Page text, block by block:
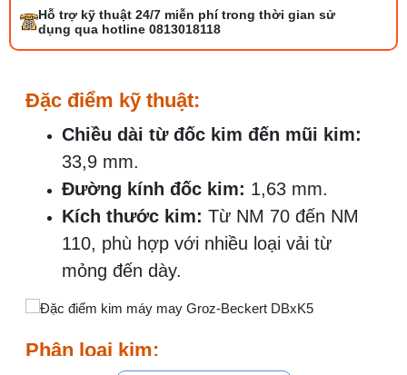
Hỗ trợ kỹ thuật 24/7 miễn phí trong thời gian sử
dụng qua hotline 0813018118
Đặc điểm kỹ thuật:
Chiều dài từ đốc kim đến mũi kim:
33,9 mm.
Đường kính đốc kim: 1,63 mm.
Kích thước kim: Từ NM 70 đến NM
110, phù hợp với nhiều loại vải từ
mỏng đến dày.
Phân loại kim:
Bộ phụ trợ kéo vải máy may là gì? Công
dụng và cách lắp
Tổng hợp 6 loại kéo cắt vải ngành may
đáng mua
Đồng tiền máy may là gì? Hướng dẫn chỉnh
chỉ đúng
Cách vệ sinh máy cắt nhiệt dây đai an toàn,
dễ làm
điểm lỗi chuẩn
05/08/2026 10:52 AM